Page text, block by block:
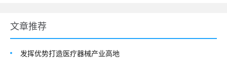
文章推荐
发挥优势打造医疗器械产业高地